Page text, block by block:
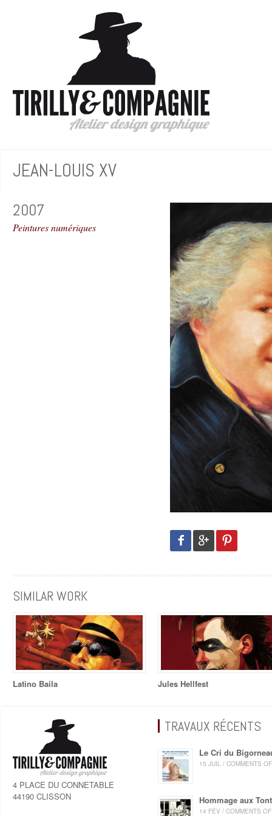
JEAN-LOUIS XV
2007
Peintures numériques
SIMILAR WORK
Latino Baila Jules Hellfest
4 PLACE DU CONNETABLE
44190 CLISSON
TRAVAUX RÉCENTS
Le Cri du
15 JUIL / COMMENTS
Hommage aux
14 FÉV / COMMENTS